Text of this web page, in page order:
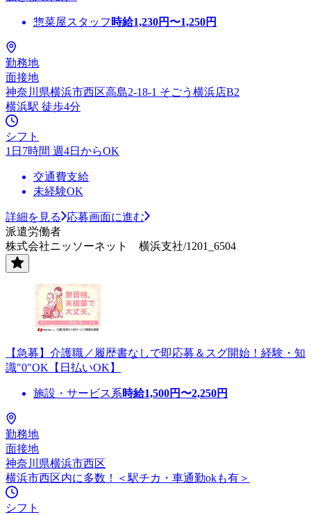
惣菜屋スタッフ 時給1,230円〜1,250円
勤務地
面接地
神奈川県横浜市西区高島2-18-1 そごう横浜店B2
横浜駅 徒歩4分
シフト
1日7時間 週4日からOK
交通費支給
未経験OK
詳細を見る
応募画面に進む
派遣労働者
株式会社ニッソーネット 横浜支社/1201_6504
【急募】介護職／履歴書なしで即応募＆スグ開始！経験・知
識"0"OK【日払いOK】
施設・サービス系時給1,500円〜2,250円
勤務地
面接地
神奈川県横浜市西区
横浜市西区内に多数！＜駅チカ・車通勤okも有＞
シフト